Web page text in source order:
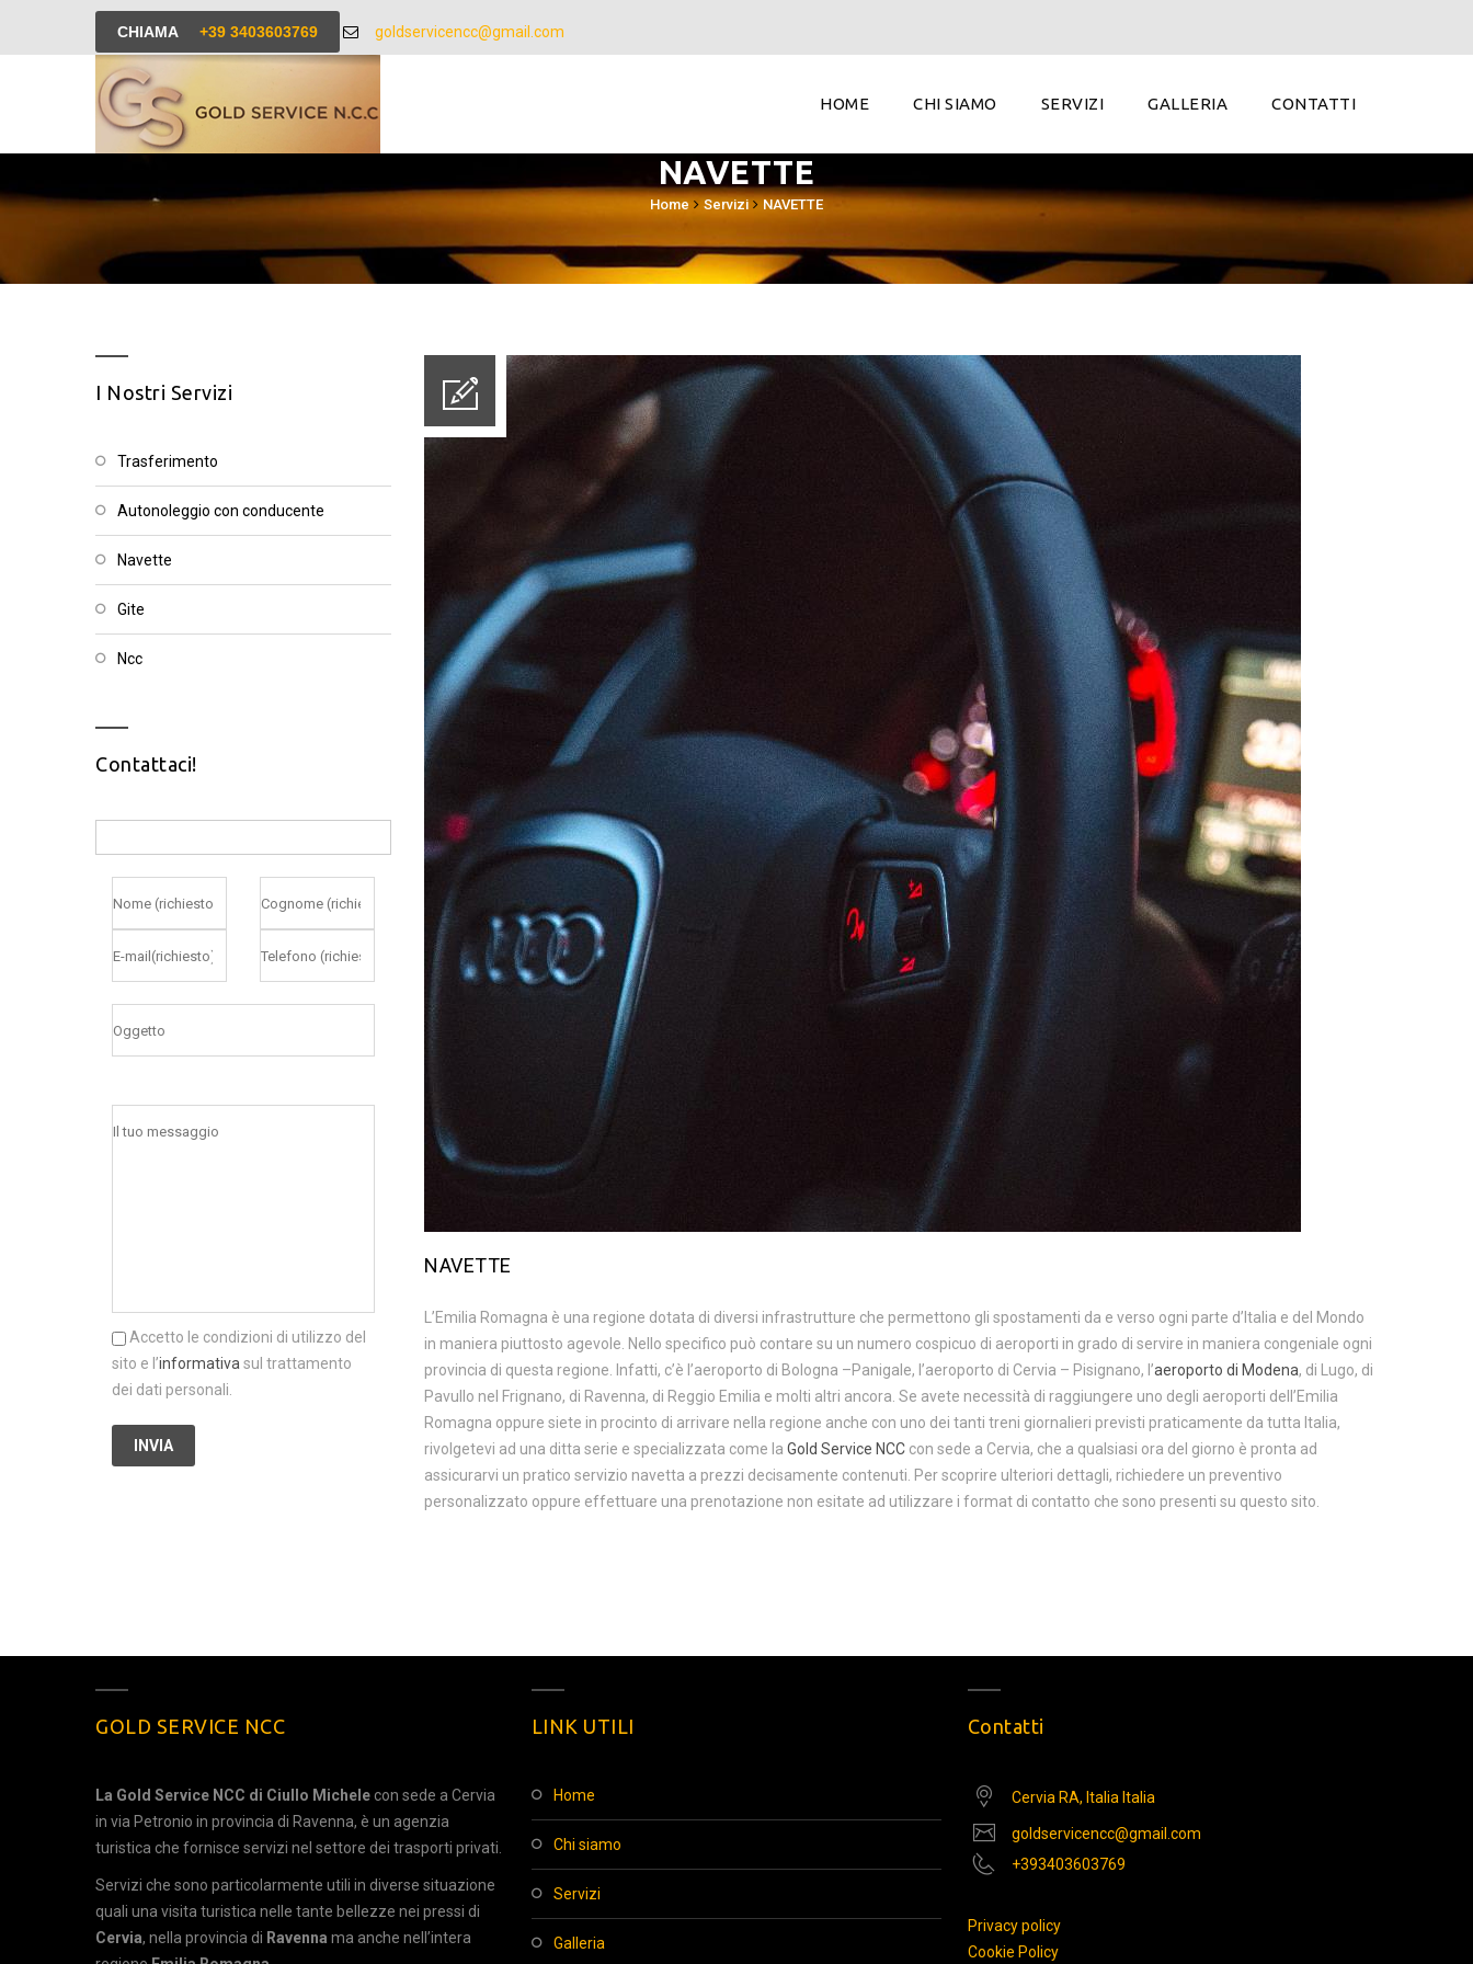
CHIAMA +39 3403603769 goldservicencc@gmail.com
HOME CHI SIAMO SERVIZI GALLERIA CONTATTI
NAVETTE
Home Servizi NAVETTE
NAVETTE
L’Emilia Romagna è una regione dotata di diversi infrastrutture che permettono gli spostamenti da e verso ogni parte d’Italia e del Mondo
in maniera piuttosto agevole. Nello specifico può contare su un numero cospicuo di aeroporti in grado di servire in maniera congeniale ogni
provincia di questa regione. Infatti, c’è l’aeroporto di Bologna –Panigale, l’aeroporto di Cervia – Pisignano, l’aeroporto di Modena, di Lugo, di
Pavullo nel Frignano, di Ravenna, di Reggio Emilia e molti altri ancora. Se avete necessità di raggiungere uno degli aeroporti dell’Emilia
Romagna oppure siete in procinto di arrivare nella regione anche con uno dei tanti treni giornalieri previsti praticamente da tutta Italia,
rivolgetevi ad una ditta serie e specializzata come la Gold Service NCC con sede a Cervia, che a qualsiasi ora del giorno è pronta ad
assicurarvi un pratico servizio navetta a prezzi decisamente contenuti. Per scoprire ulteriori dettagli, richiedere un preventivo
personalizzato oppure effettuare una prenotazione non esitate ad utilizzare i format di contatto che sono presenti su questo sito.
I Nostri Servizi
trasferimento
autonoleggio con conducente
navette
gite
ncc
Contattaci!
Accetto le condizioni di utilizzo del
sito e l’informativa sul trattamento
dei dati personali.
GOLD SERVICE NCC
La Gold Service NCC di Ciullo Michele con sede a Cervia
in via Petronio in provincia di Ravenna, è un agenzia
turistica che fornisce servizi nel settore dei trasporti privati.
Servizi che sono particolarmente utili in diverse situazione
quali una visita turistica nelle tante bellezze nei pressi di
Cervia, nella provincia di Ravenna ma anche nell’intera
LINK UTILI
home
chi siamo
servizi
galleria
Contatti
Cervia RA, Italia Italia
goldservicencc@gmail.com
+393403603769
Privacy policy
Cookie Policy